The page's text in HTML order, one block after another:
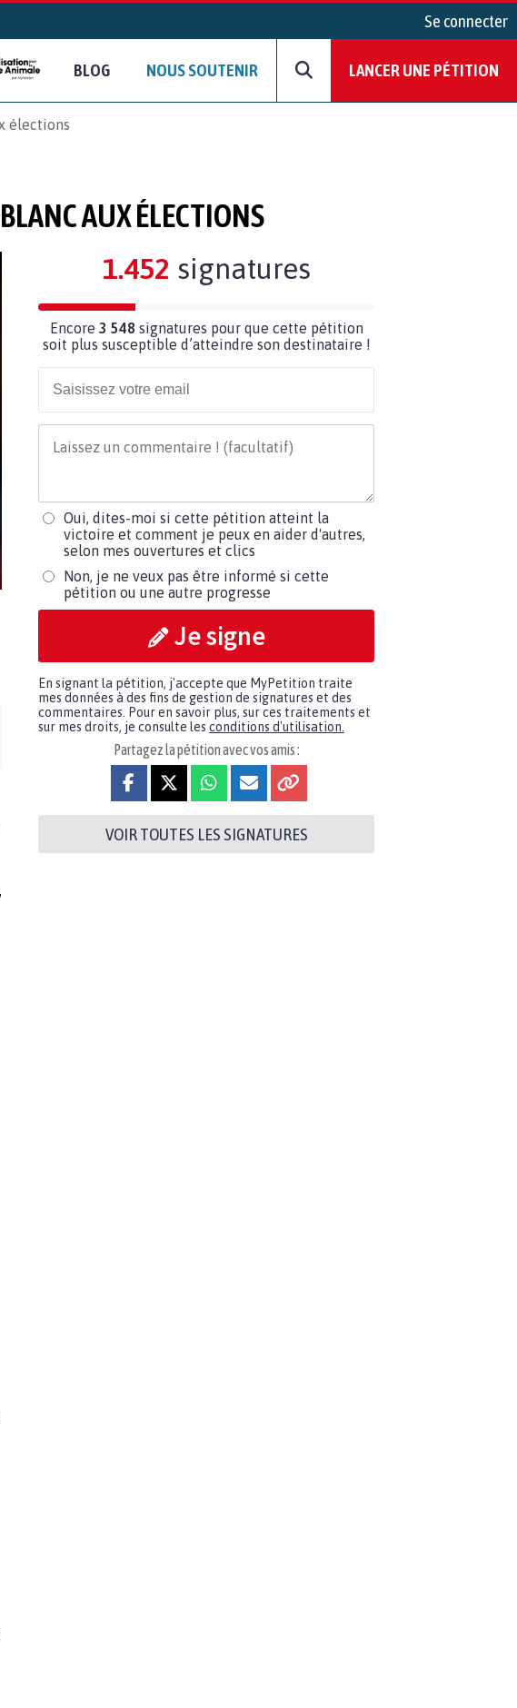
Se connecter
BLOG NOUS SOUTENIR LANCER UNE PÉTITION
élections
AUX ÉLECTIONS
1.452 signatures
Encore 3 548 signatures pour que cette pétition
soit plus susceptible d’atteindre son destinataire !
Oui, dites-moi si cette pétition atteint la
victoire et comment je peux en aider d'autres,
selon mes ouvertures et clics
Non, je ne veux pas être informé si cette
pétition ou une autre progresse
Je signe
En signant la pétition, j'accepte que MyPetition traite
mes données à des fins de gestion de signatures et des
commentaires. Pour en savoir plus, sur ces traitements et
sur mes droits, je consulte les conditions d'utilisation.
Partagez la pétition avec vos amis :
VOIR TOUTES LES SIGNATURES